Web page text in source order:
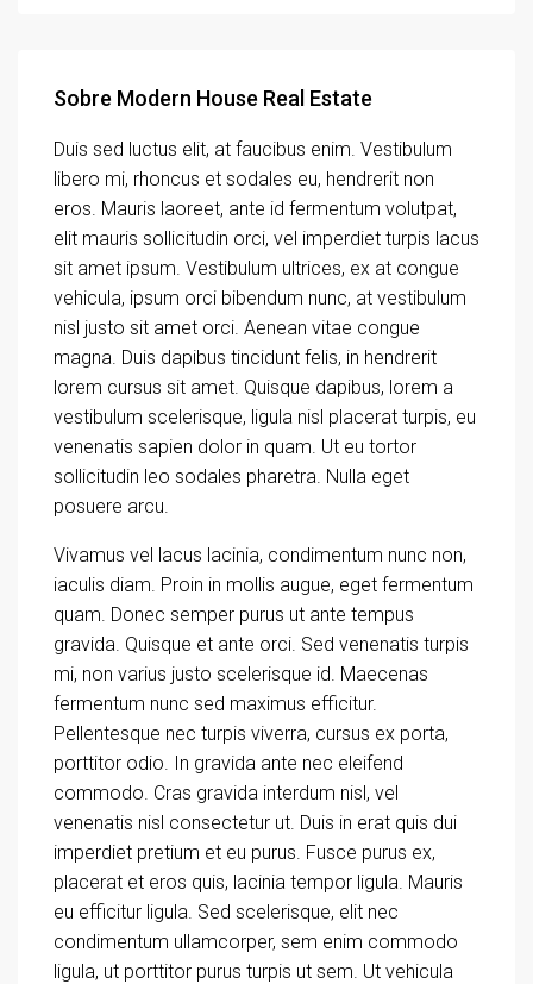
Sobre Modern House Real Estate
Duis sed luctus elit, at faucibus enim. Vestibulum
libero mi, rhoncus et sodales eu, hendrerit non
eros. Mauris laoreet, ante id fermentum volutpat,
elit mauris sollicitudin orci, vel imperdiet turpis lacus
sit amet ipsum. Vestibulum ultrices, ex at congue
vehicula, ipsum orci bibendum nunc, at vestibulum
nisl justo sit amet orci. Aenean vitae congue
magna. Duis dapibus tincidunt felis, in hendrerit
lorem cursus sit amet. Quisque dapibus, lorem a
vestibulum scelerisque, ligula nisl placerat turpis, eu
venenatis sapien dolor in quam. Ut eu tortor
sollicitudin leo sodales pharetra. Nulla eget
posuere arcu.
Vivamus vel lacus lacinia, condimentum nunc non,
iaculis diam. Proin in mollis augue, eget fermentum
quam. Donec semper purus ut ante tempus
gravida. Quisque et ante orci. Sed venenatis turpis
mi, non varius justo scelerisque id. Maecenas
fermentum nunc sed maximus efficitur.
Pellentesque nec turpis viverra, cursus ex porta,
porttitor odio. In gravida ante nec eleifend
commodo. Cras gravida interdum nisl, vel
venenatis nisl consectetur ut. Duis in erat quis dui
imperdiet pretium et eu purus. Fusce purus ex,
placerat et eros quis, lacinia tempor ligula. Mauris
eu efficitur ligula. Sed scelerisque, elit nec
condimentum ullamcorper, sem enim commodo
ligula, ut porttitor purus turpis ut sem. Ut vehicula